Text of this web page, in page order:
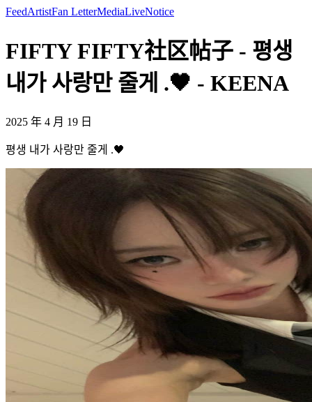
FeedArtistFan LetterMediaLiveNotice
FIFTY FIFTY社区帖子 - 평생
내가 사랑만 줄게 .🖤 - KEENA
2025 年 4 月 19 日
평생 내가 사랑만 줄게 .🖤